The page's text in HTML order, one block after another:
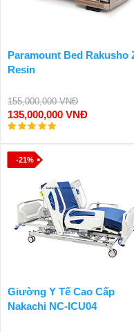
Paramount Bed Rakusho
Resin
155,000,000 VNĐ
135,000,000 VNĐ
-21%
Giường Y Tế Cao Cấp
Nakachi NC-ICU04